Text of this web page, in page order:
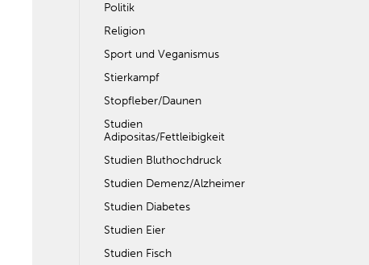
Politik
Religion
Sport und Veganismus
Stierkampf
Stopfleber/Daunen
Studien
Adipositas/Fettleibigkeit
Studien Bluthochdruck
Studien Demenz/Alzheimer
Studien Diabetes
Studien Eier
Studien Fisch